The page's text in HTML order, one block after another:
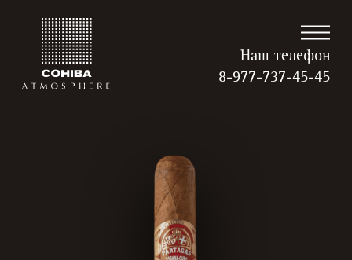
Наш телефон
8-977-737-45-45